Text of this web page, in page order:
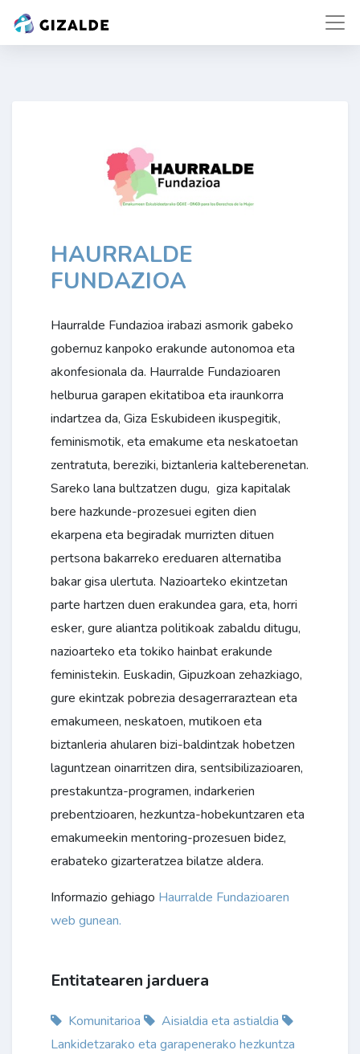
HAURRALDE
FUNDAZIOA
Haurralde Fundazioa irabazi asmorik gabeko
gobernuz kanpoko erakunde autonomoa eta
akonfesionala da. Haurralde Fundazioaren
helburua garapen ekitatiboa eta iraunkorra
indartzea da, Giza Eskubideen ikuspegitik,
feminismotik, eta emakume eta neskatoetan
zentratuta, bereziki, biztanleria kalteberenetan.
Sareko lana bultzatzen dugu, giza kapitalak
bere hazkunde-prozesuei egiten dien
ekarpena eta begiradak murrizten dituen
pertsona bakarreko ereduaren alternatiba
bakar gisa ulertuta. Nazioarteko ekintzetan
parte hartzen duen erakundea gara, eta, horri
esker, gure aliantza politikoak zabaldu ditugu,
nazioarteko eta tokiko hainbat erakunde
feministekin. Euskadin, Gipuzkoan zehazkiago,
gure ekintzak pobrezia desagerraraztean eta
emakumeen, neskatoen, mutikoen eta
biztanleria ahularen bizi-baldintzak hobetzen
laguntzean oinarritzen dira, sentsibilizazioaren,
prestakuntza-programen, indarkerien
prebentzioaren, hezkuntza-hobekuntzaren eta
emakumeekin mentoring-prozesuen bidez,
erabateko gizarteratzea bilatze aldera.
Informazio gehiago Haurralde Fundazioaren
web gunean.
Entitatearen jarduera
Komunitarioa
Aisialdia eta astialdia
Lankidetzarako eta garapenerako hezkuntza